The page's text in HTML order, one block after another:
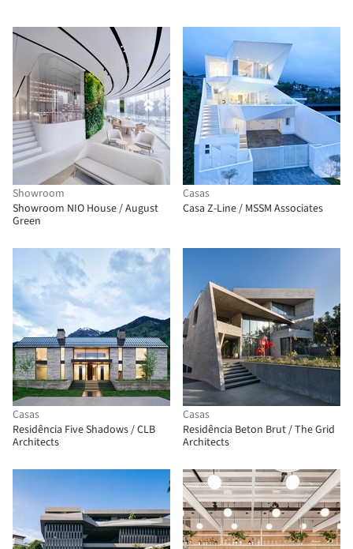
Showroom
Showroom NIO House / August
Green
Casas
Casa Z-Line / MSSM Associates
Casas
Residência Five Shadows / CLB
Architects
Casas
Residência Beton Brut / The Grid
Architects